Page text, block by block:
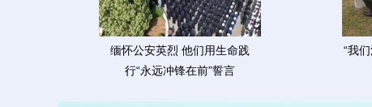
缅怀公安英烈 他们用生命践
行“永远冲锋在前”誓言
“我